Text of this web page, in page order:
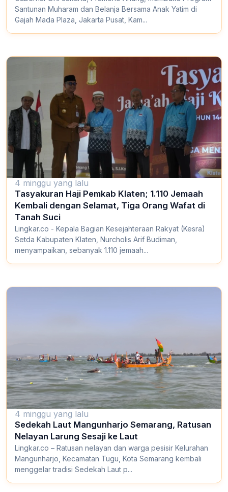
Santunan Muharam dan Belanja Bersama Anak Yatim di
Gajah Mada Plaza, Jakarta Pusat, Kam...
4 minggu yang lalu
Tasyakuran Haji Pemkab Klaten; 1.110 Jemaah
Kembali dengan Selamat, Tiga Orang Wafat di
Tanah Suci
Lingkar.co - Kepala Bagian Kesejahteraan Rakyat (Kesra)
Setda Kabupaten Klaten, Nurcholis Arif Budiman,
menyampaikan, sebanyak 1.110 jemaah...
4 minggu yang lalu
Sedekah Laut Mangunharjo Semarang, Ratusan
Nelayan Larung Sesaji ke Laut
Lingkar.co – Ratusan nelayan dan warga pesisir Kelurahan
Mangunharjo, Kecamatan Tugu, Kota Semarang kembali
menggelar tradisi Sedekah Laut p...